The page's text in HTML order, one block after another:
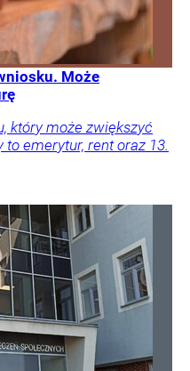
Może
który może zwiększyć
to emerytur, rent oraz 13.